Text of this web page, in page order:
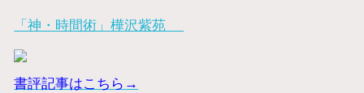
「神・時間術」樺沢紫苑
書評記事はこちら→